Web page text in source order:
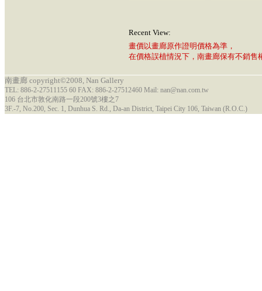
Recent View:
畫價以畫廊原作證明價格為準，
在價格誤植情況下，南畫廊保有不銷售
南畫廊 copyright©2008, Nan Gallery
TEL: 886-2-27511155 60 FAX: 886-2-27512460 Mail: nan@nan.com.tw
106 台北市敦化南路一段200號3樓之7
3F.-7, No.200, Sec. 1, Dunhua S. Rd., Da-an District, Taipei City 106, Taiwan (R.O.C.)